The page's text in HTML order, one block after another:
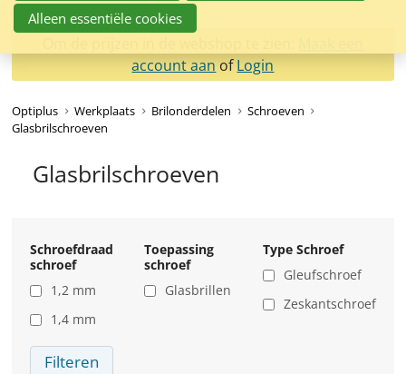
navigatie
account aan ofLogin
Optiplus Werkplaats Brilonderdelen
Schroeven
Glasbrilschroeven
Glasbrilschroeven
Schroefdraad
schroef
1,2 mm
1,4 mm
Toepassing
schroef
Glasbrillen
Type Schroef
Gleufschroef
Zeskantschroef
Filteren
Alleen essentiële cookies